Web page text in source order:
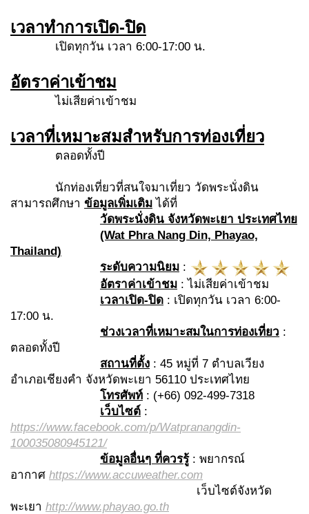
เวลาทำการเปิด-ปิด
เปิดทุกวัน เวลา 6:00-17:00 น.
อัตราค่าเข้าชม
ไม่เสียค่าเข้าชม
เวลาที่เหมาะสมสำหรับการท่องเที่ยว
ตลอดทั้งปี
นักท่องเที่ยวที่สนใจมาเที่ยว วัดพระนั่งดิน
สามารถศึกษา ข้อมูลเพิ่มเติม ได้ที่
วัดพระนั่งดิน จังหวัดพะเยา ประเทศไทย
(Wat Phra Nang Din, Phayao,
Thailand)
ระดับความนิยม :
อัตราค่าเข้าชม : ไม่เสียค่าเข้าชม
เวลาเปิด-ปิด : เปิดทุกวัน เวลา 6:00-
17:00 น.
ช่วงเวลาที่เหมาะสมในการท่องเที่ยว :
ตลอดทั้งปี
สถานที่ตั้ง : 45 หมู่ที่ 7 ตำบลเวียง
อำเภอเชียงคำ จังหวัดพะเยา 56110 ประเทศไทย
โทรศัพท์ : (+66) 092-499-7318
เว็บไซต์ :
https://www.facebook.com/p/Watpranangdin-
100035080945121/
ข้อมูลอื่นๆ ที่ควรรู้: พยากรณ์
อากาศ https://www.accuweather.com
เว็บไซต์จังหวัด
พะเยา http://www.phayao.go.th